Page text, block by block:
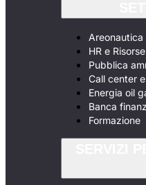
Areonautica
HR e
Pubblica
Call center
Energia oil
Banca
Formazione